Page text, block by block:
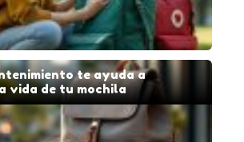
te ayuda a
vida de tu mochila